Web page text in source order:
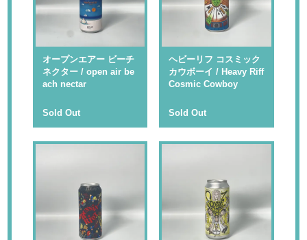
オープンエアー ビーチ
ネクター / open air be
ach nectar
Sold Out
ヘビーリフ コスミック
カウボーイ / Heavy Riff
Cosmic Cowboy
Sold Out